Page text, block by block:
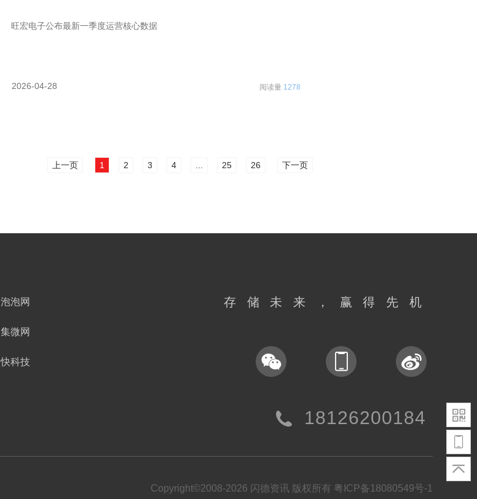
旺宏电子公布最新一季度运营核心数据
2026-04-28 阅读量 1278
上一页 1 2 3 4 25 26 下一页
泡泡网
集微网
快科技
存储未来，赢得先机
18126200184
Copyright©2008-2026 闪德资讯 版权所有 粤ICP备18080549号-1